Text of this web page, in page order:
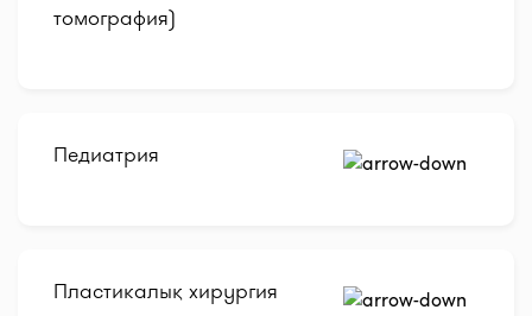
томография)
Педиатрия
Пластикалық хирургия